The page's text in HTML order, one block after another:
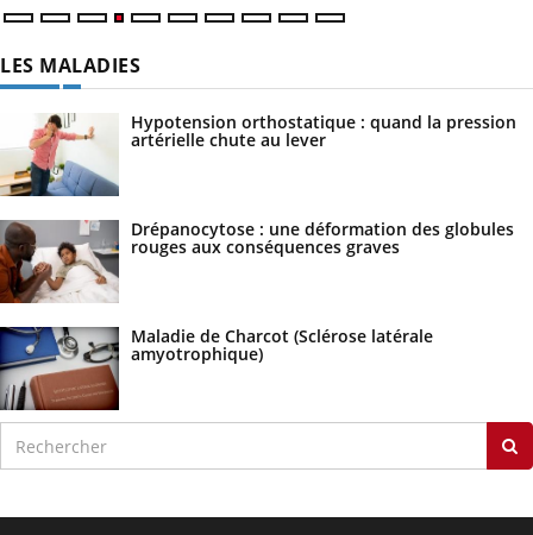
LES MALADIES
Hypotension orthostatique : quand la pression
artérielle chute au lever
Drépanocytose : une déformation des globules
rouges aux conséquences graves
Maladie de Charcot (Sclérose latérale
amyotrophique)